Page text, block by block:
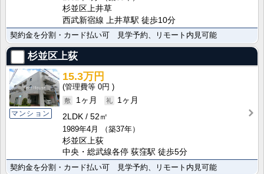
杉並区上井草
西武新宿線 上井草駅 徒歩10分
契約金を分割・カード払い可 見学予約、リモート内見可能
杉並区上荻
マンション
15.3万円
0円
1ヶ月
1ヶ月
2LDK
52㎡
1989年4月
（築37年）
杉並区上荻
中央・総武線各停 荻窪駅 徒歩5分
契約金を分割・カード払い可 見学予約、リモート内見可能